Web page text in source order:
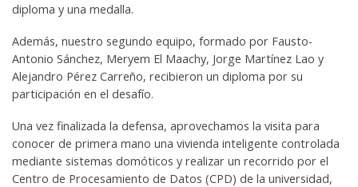
diploma y una medalla.
Además, nuestro segundo equipo, formado por Fausto-
Antonio Sánchez, Meryem El Maachy, Jorge Martínez Lao y
Alejandro Pérez Carreño, recibieron un diploma por su
participación en el desafío.
Una vez finalizada la defensa, aprovechamos la visita para
conocer de primera mano una vivienda inteligente controlada
mediante sistemas domóticos y realizar un recorrido por el
Centro de Procesamiento de Datos (CPD) de la universidad,